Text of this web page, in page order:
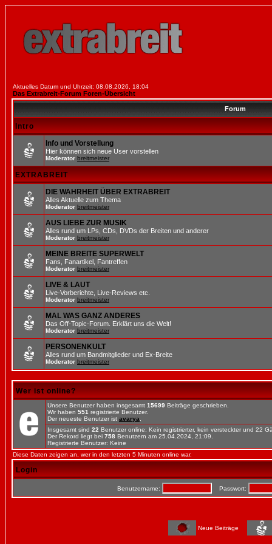
Aktuelles Datum und Uhrzeit: 08.08.2026, 18:04
Das Extrabreit-Forum Foren-Übersicht
Forum
Intro
Info und Vorstellung
Hier können sich neue User vorstellen
Moderator breitmeister
EXTRABREIT
DIE WAHRHEIT ÜBER EXTRABREIT
Alles Aktuelle zum Thema
Moderator breitmeister
AUS LIEBE ZUR MUSIK
Alles rund um LPs, CDs, DVDs der Breiten und anderer
Moderator breitmeister
MEINE BREITE SUPERWELT
Fans, Fanartikel, Fantreffen
Moderator breitmeister
LIVE & LAUT
Live-Vorberichte, Live-Reviews etc.
Moderator breitmeister
MAL WAS GANZ ANDERES
Das Off-Topic-Forum. Erklärt uns die Welt!
Moderator breitmeister
PERSONENKULT
Alles rund um Bandmitglieder und Ex-Breite
Moderator breitmeister
Wer ist online?
Unsere Benutzer haben insgesamt 15699 Beiträge geschrieben.
Wir haben 551 registrierte Benutzer.
Der neueste Benutzer ist avarya
Insgesamt sind 22 Benutzer online: Kein registrierter, kein versteckter und 22
Der Rekord liegt bei 758 Benutzern am 25.04.2024, 21:09.
Registrierte Benutzer: Keine
Diese Daten zeigen an, wer in den letzten 5 Minuten online war.
Login
Benutzername: Passwort:
Neue Beiträge